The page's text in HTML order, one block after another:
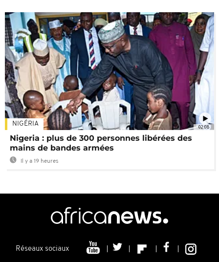
02:08
NIGÉRIA
Nigeria : plus de 300 personnes libérées des
mains de bandes armées
Il y a 19 heures
Réseaux sociaux